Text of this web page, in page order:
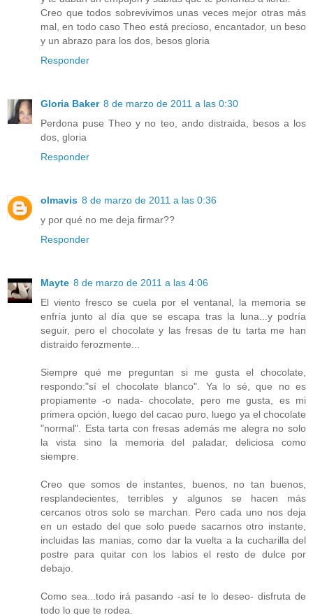
Creo que todos sobrevivimos unas veces mejor otras más
mal, en todo caso Theo está precioso, encantador, un beso
y un abrazo para los dos, besos gloria
Responder
Gloria Baker 8 de marzo de 2011 a las 0:30
Perdona puse Theo y no teo, ando distraida, besos a los
dos, gloria
Responder
olmavis 8 de marzo de 2011 a las 0:36
y por qué no me deja firmar??
Responder
Mayte 8 de marzo de 2011 a las 4:06
El viento fresco se cuela por el ventanal, la memoria se
enfría junto al día que se escapa tras la luna...y podría
seguir, pero el chocolate y las fresas de tu tarta me han
distraido ferozmente...
Siempre qué me preguntan si me gusta el chocolate,
respondo:"sí el chocolate blanco". Ya lo sé, que no es
propiamente -o nada- chocolate, pero me gusta, es mi
primera opción, luego del cacao puro, luego ya el chocolate
"normal". Esta tarta con fresas además me alegra no solo
la vista sino la memoria del paladar, deliciosa como
siempre.
Creo que somos de instantes, buenos, no tan buenos,
resplandecientes, terribles y algunos se hacen más
cercanos otros solo se marchan. Pero cada uno nos deja
en un estado del que solo puede sacarnos otro instante,
incluidas las manias, como dar la vuelta a la cucharilla del
postre para quitar con los labios el resto de dulce por
debajo.
Como sea...todo irá pasando -así te lo deseo- disfruta de
todo lo que te rodea.